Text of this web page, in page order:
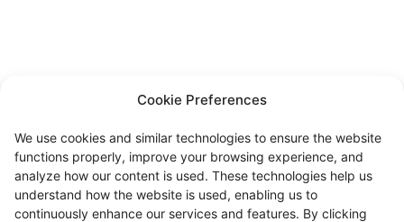
Cookie Preferences
We use cookies and similar technologies to ensure the website
functions properly, improve your browsing experience, and
analyze how our content is used. These technologies help us
understand how the website is used, enabling us to
continuously enhance our services and features. By clicking